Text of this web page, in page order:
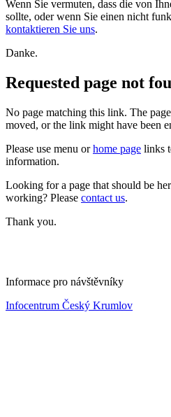
Wenn Sie vermuten, dass die von
sollte, oder wenn Sie einen nicht
kontaktieren Sie uns.
Danke.
Requested page not
No page matching this link. The
moved, or the link might have been
Please use menu orhome page links
information.
Looking for a page that should be
working? Please contact us.
Thank you.
Informace pro návštěvníky
Infocentrum Český Krumlov